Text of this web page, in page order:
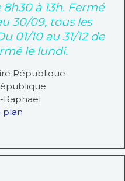
à 13h. Fermé
30/09, tous les
01/10 au 31/12 de
le lundi.
République
Raphaël
plan